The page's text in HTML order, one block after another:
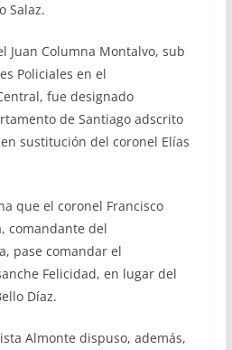
Salaz.
Juan Columna Montalvo, sub
Policiales en el
fue designado
de Santiago adscrito
sustitución del coronel Elías
que el coronel Francisco
comandante del
pase comandar el
Felicidad, en lugar del
Díaz.
Almonte dispuso, además,